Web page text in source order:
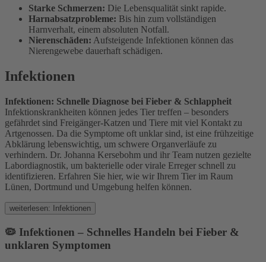
Starke Schmerzen: Die Lebensqualität sinkt rapide.
Harnabsatzprobleme: Bis hin zum vollständigen
Harnverhalt, einem absoluten Notfall.
Nierenschäden: Aufsteigende Infektionen können das
Nierengewebe dauerhaft schädigen.
Infektionen
Infektionen: Schnelle Diagnose bei Fieber & Schlappheit
Infektionskrankheiten können jedes Tier treffen – besonders
gefährdet sind Freigänger-Katzen und Tiere mit viel Kontakt zu
Artgenossen. Da die Symptome oft unklar sind, ist eine frühzeitige
Abklärung lebenswichtig, um schwere Organverläufe zu
verhindern. Dr. Johanna Kersebohm und ihr Team nutzen gezielte
Labordiagnostik, um bakterielle oder virale Erreger schnell zu
identifizieren. Erfahren Sie hier, wie wir Ihrem Tier im Raum
Lünen, Dortmund und Umgebung helfen können.
weiterlesen: Infektionen
🦠 Infektionen – Schnelles Handeln bei Fieber &
unklaren Symptomen